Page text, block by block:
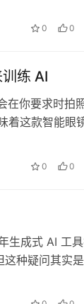
0 0
练 AI
在你要求时拍
着这款智能眼
0 0
生成式 AI 工
这种疑问其实